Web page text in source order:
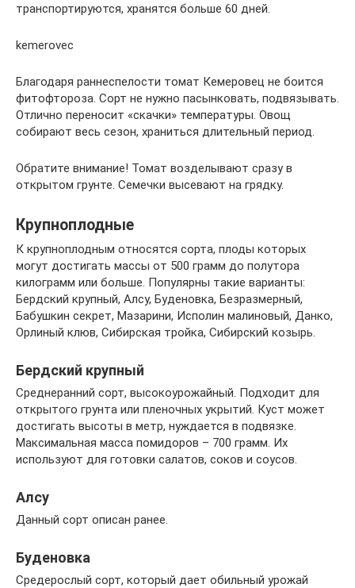
транспортируются, хранятся больше 60 дней.
kemerovec
Благодаря раннеспелости томат Кемеровец не боится
фитофтороза. Сорт не нужно пасынковать, подвязывать.
Отлично переносит «скачки» температуры. Овощ
собирают весь сезон, храниться длительный период.
Обратите внимание! Томат возделывают сразу в
открытом грунте. Семечки высевают на грядку.
Крупноплодные
К крупноплодным относятся сорта, плоды которых
могут достигать массы от 500 грамм до полутора
килограмм или больше. Популярны такие варианты:
Бердский крупный, Алсу, Буденовка, Безразмерный,
Бабушкин секрет, Мазарини, Исполин малиновый, Данко,
Орлиный клюв, Сибирская тройка, Сибирский козырь.
Бердский крупный
Среднеранний сорт, высокоурожайный. Подходит для
открытого грунта или пленочных укрытий. Куст может
достигать высоты в метр, нуждается в подвязке.
Максимальная масса помидоров – 700 грамм. Их
используют для готовки салатов, соков и соусов.
Алсу
Данный сорт описан ранее.
Буденовка
Средерослый сорт, который дает обильный урожай